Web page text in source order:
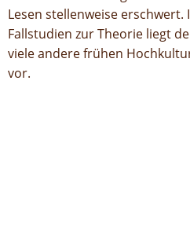
Lesen stellenweise erschwert.
Fallstudien zur Theorie liegt
viele andere frühen
vor.